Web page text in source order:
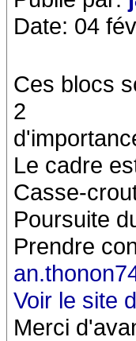
Date: 04
Ces blocs
2
Le cadre
Casse-
Poursuite
Prendre
Voir le site
Merci